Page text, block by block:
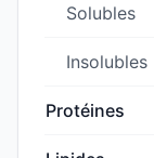
Solubles
Insolubles
Protéines